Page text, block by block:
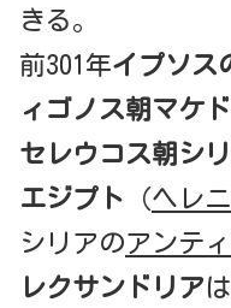
きる。
前301年イプソス
ィゴノス朝マケ
セレウコス朝シ
エジプト （ヘレ
シリアのアンテ
レクサンドリアは